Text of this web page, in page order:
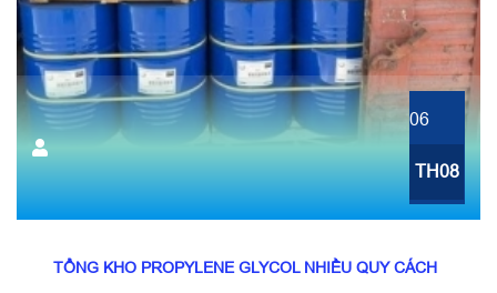
06
TH08
TỔNG KHO PROPYLENE GLYCOL NHIỀU QUY CÁCH